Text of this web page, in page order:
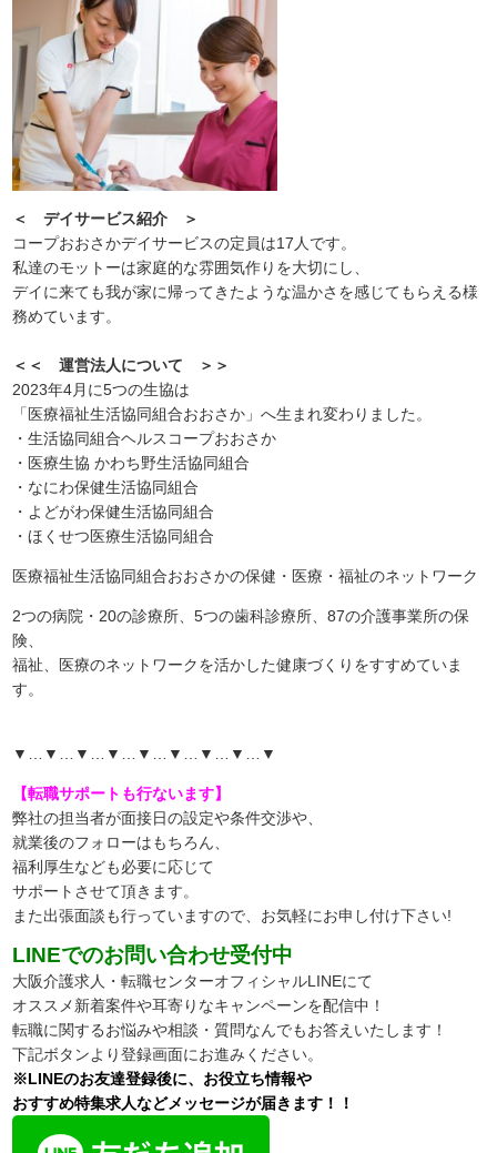
＜ デイサービス紹介 ＞
コープおおさかデイサービスの定員は17人です。
私達のモットーは家庭的な雰囲気作りを大切にし、
デイに来ても我が家に帰ってきたような温かさを感じてもらえる様
務めています。
＜＜ 運営法人について ＞＞
2023年4月に5つの生協は
「医療福祉生活協同組合おおさか」へ生まれ変わりました。
・生活協同組合ヘルスコープおおさか
・医療生協 かわち野生活協同組合
・なにわ保健生活協同組合
・よどがわ保健生活協同組合
・ほくせつ医療生活協同組合
医療福祉生活協同組合おおさかの保健・医療・福祉のネットワーク
2つの病院・20の診療所、5つの歯科診療所、87の介護事業所の保
険、
福祉、医療のネットワークを活かした健康づくりをすすめていま
す。
▼…▼…▼…▼…▼…▼…▼…▼…▼
【転職サポートも行ないます】
弊社の担当者が面接日の設定や条件交渉や、
就業後のフォローはもちろん、
福利厚生なども必要に応じて
サポートさせて頂きます。
また出張面談も行っていますので、 お気軽にお申し付け下さい!
LINEでのお問い合わせ受付中
大阪介護求人・転職センターオフィシャルLINEにて
オススメ新着案件や耳寄りなキャンペーンを配信中！
転職に関するお悩みや相談・質問なんでもお答えいたします！
下記ボタンより登録画面にお進みください。
※LINEのお友達登録後に、お役立ち情報や
おすすめ特集求人などメッセージが届きます！！